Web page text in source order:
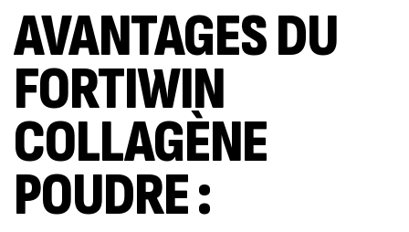
AVANTAGES DU
FORTIWIN
COLLAGÈNE
POUDRE :